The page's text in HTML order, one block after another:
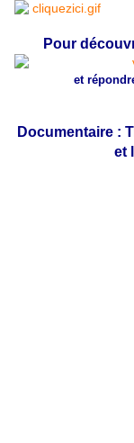
Pour
et
Documentaire :
et